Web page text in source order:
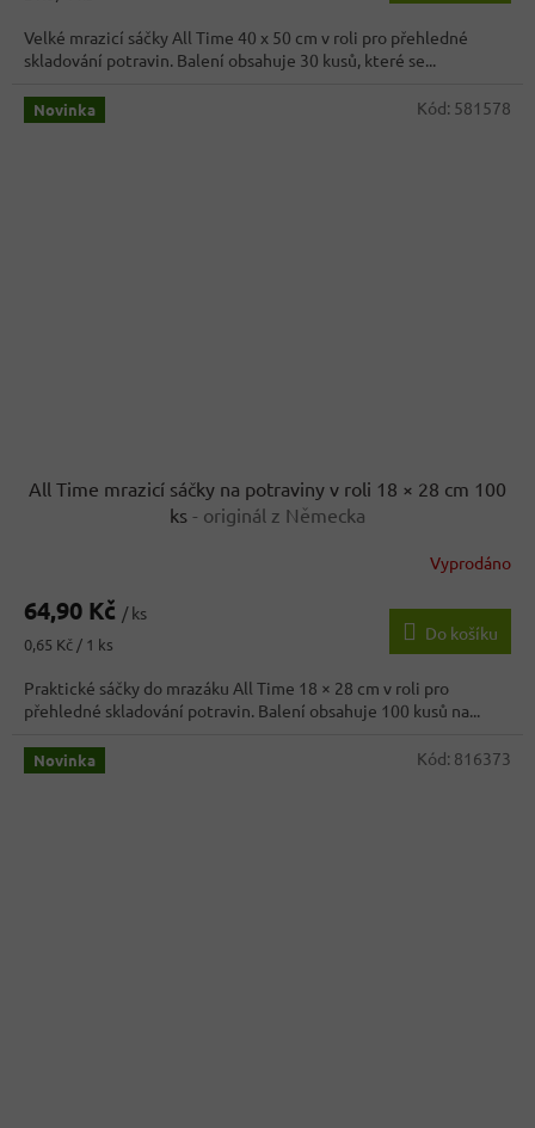
Velké mrazicí sáčky All Time 40 x 50 cm v roli pro přehledné
skladování potravin. Balení obsahuje 30 kusů, které se...
Novinka
All Time mrazicí sáčky na potraviny v roli 18 × 28 cm 100
ks - originál z Německa
Vyprodáno
64,90 Kč / ks
Měrná
0,65 Kč / 1 ks
Do košíku
Praktické sáčky do mrazáku All Time 18 × 28 cm v roli pro
přehledné skladování potravin. Balení obsahuje 100 kusů na...
Kód: 581578
Novinka Kód: 816373